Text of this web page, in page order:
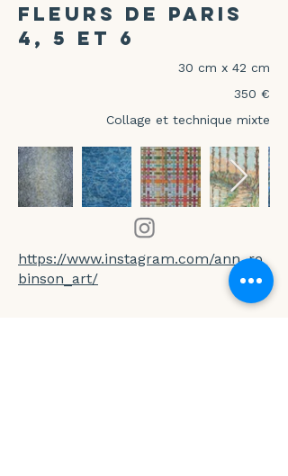
Fleurs de Paris
4, 5 et 6
30 cm x 42 cm
350 €
Collage et technique mixte
https://www.instagram.com/ann_ro
binson_art/